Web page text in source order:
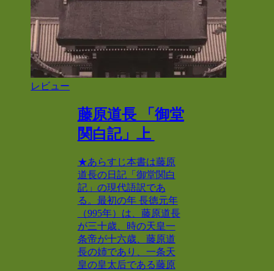
レビュー
藤原道長 「御堂
関白記」上
★あらすじ本書は藤原
道長の日記「御堂関白
記」の現代語訳であ
る。最初の年 長徳元年
（995年）は、藤原道長
が三十歳、時の天皇一
条帝が十六歳、藤原道
長の姉であり、一条天
皇の皇太后である藤原